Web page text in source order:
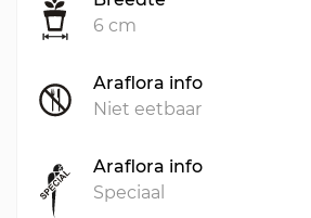
6 cm
Araflora info
Niet eetbaar
Araflora info
Speciaal